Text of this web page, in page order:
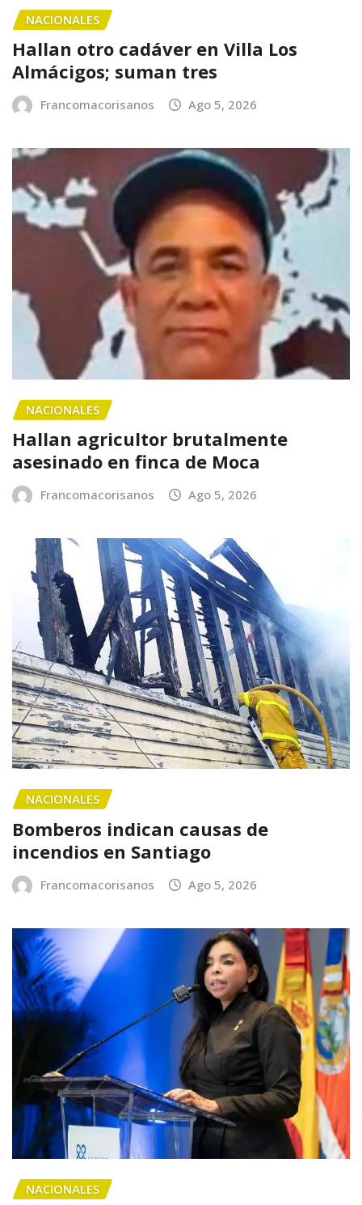
NACIONALES
Hallan otro cadáver en Villa Los
Almácigos; suman tres
Francomacorisanos Ago 5, 2026
NACIONALES
Hallan agricultor brutalmente
asesinado en finca de Moca
Francomacorisanos Ago 5, 2026
NACIONALES
Bomberos indican causas de
incendios en Santiago
Francomacorisanos Ago 5, 2026
NACIONALES